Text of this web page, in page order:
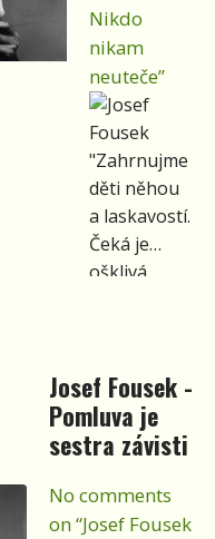
Nikdo
nikam
neuteče”
"Zahrnujme
děti něhou
a laskavostí.
Čeká je
ošklivá
podoby."
Josef Fousek -
Pomluva je
sestra závisti
No comments
on “Josef Fousek